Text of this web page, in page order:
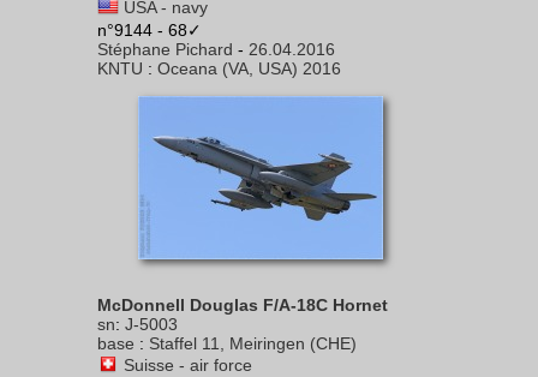
USA - navy
n°9144 - 68✓
Stéphane Pichard - 26.04.2016
KNTU : Oceana (VA, USA) 2016
McDonnell Douglas F/A-18C Hornet
sn: J-5003
base : Staffel 11, Meiringen (CHE)
Suisse - air force